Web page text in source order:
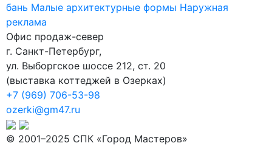
бань Малые архитектурные формы Наружная
реклама
Офис продаж-север
г. Санкт-Петербург,
ул. Выборгское шоссе 212, ст. 20
(выставка коттеджей в Озерках)
+7 (969) 706-53-98
ozerki@gm47.ru
© 2001–2025 СПК «Город Мастеров»